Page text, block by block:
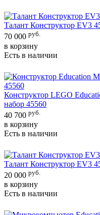
Талант Конструктор EV3
70 000 руб.
в корзину
Есть в наличии
Конструктор LEGO
набор 45560
40 700 руб.
в корзину
Есть в наличии
Талант Конструктор EV3
20 000 руб.
в корзину
Есть в наличии